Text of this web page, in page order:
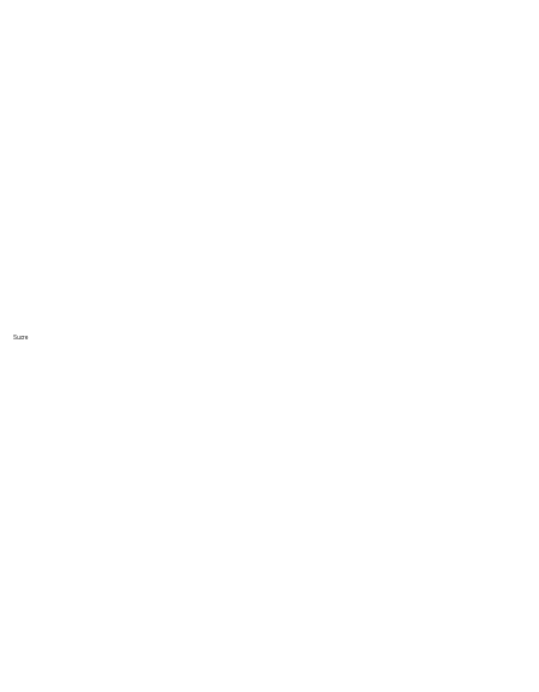
Sucre